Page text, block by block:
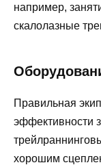
например,
скалолазные
Правильная
эффективности
хорошим